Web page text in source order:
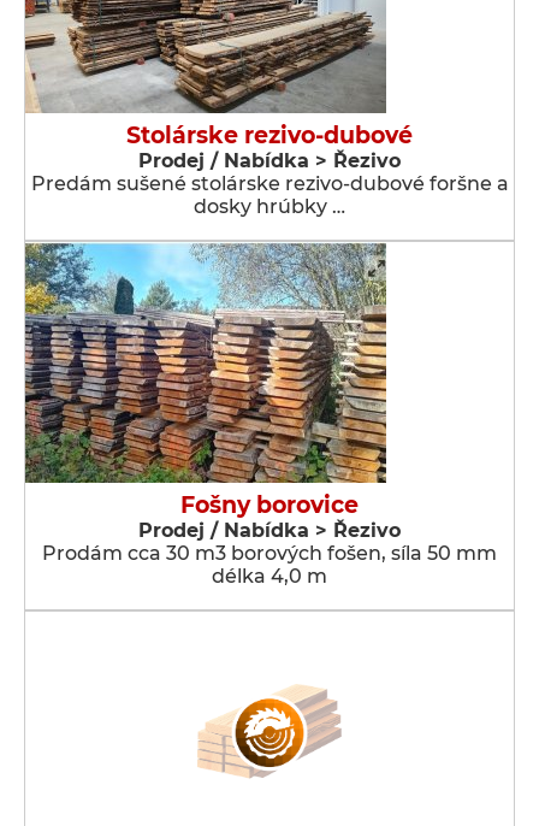
Stolárske rezivo-dubové
Prodej / Nabídka > Řezivo
Predám sušené stolárske rezivo-dubové foršne a
dosky hrúbky …
Fošny borovice
Prodej / Nabídka > Řezivo
Prodám cca 30 m3 borových fošen, síla 50 mm
délka 4,0 m